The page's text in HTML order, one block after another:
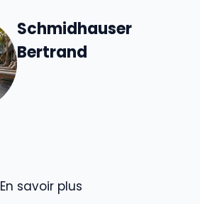
Schmidhauser
Bertrand
En savoir plus